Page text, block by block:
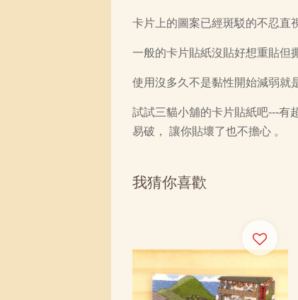
卡片上的圖案已經斑駁的不忍直
一般的卡片貼紙沒貼好想重貼但
使用沒多久不是黏性開始減弱就
試試三貓小舖的卡片貼紙吧---有
易破， 讓你貼壞了也不擔心 。
我猜你喜歡